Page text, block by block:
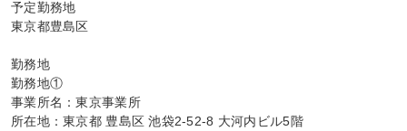
予定勤務地
東京都豊島区
勤務地
勤務地①
事業所名：東京事業所
所在地：東京都 豊島区 池袋2-52-8 大河内ビル5階